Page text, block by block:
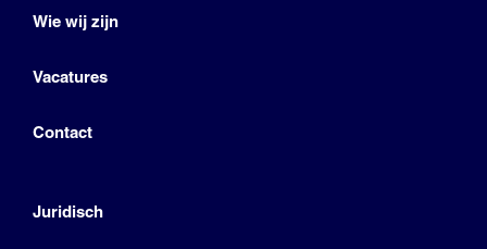
Wie wij zijn
Vacatures
Contact
Juridisch